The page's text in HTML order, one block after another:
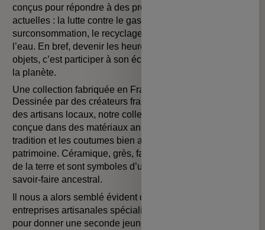
conçus pour répondre à des problématiques très
actuelles : la lutte contre le gaspillage, la
surconsommation, le recyclage et la préservation de
l’eau. En bref, devenir les heureux propriétaires de ces
objets, c’est participer à son échelle à la préservation de
la planète.
Une collection fabriquée en France
Dessinée par des créateurs français et confectionnée par
des artisans locaux, notre collection est entièrement
conçue dans des matériaux anciens, évoquant la
tradition et les coutumes bien ancrées dans notre
patrimoine. Céramique, grès, faïence… Ils proviennent
de la terre et sont symboles d’un art de vivre et d’un
savoir-faire ancestral.
Il nous a alors semblé évident de faire appel à
entreprises artisanales spécialistes des arts de la table
pour donner une seconde jeunesse à ces appareils du